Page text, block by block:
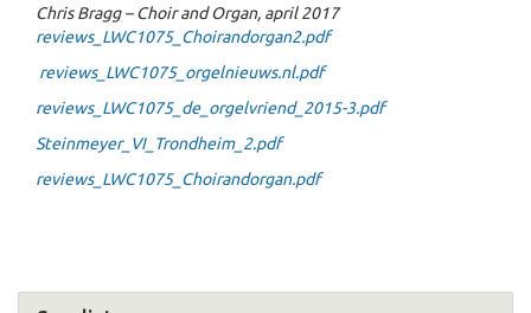
Chris Bragg – Choir and Organ, april 2017
reviews_LWC1075_Choirandorgan2.pdf
reviews_LWC1075_orgelnieuws.nl.pdf
reviews_LWC1075_de_orgelvriend_2015-3.pdf
Steinmeyer_VI_Trondheim_2.pdf
reviews_LWC1075_Choirandorgan.pdf